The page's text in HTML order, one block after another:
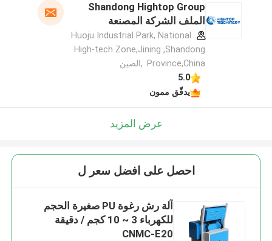
Shandong Hightop Group
الملف الشركة المصنعة
Huoju Industrial Park, National
High-tech Zone,Jining ,Shandong
Province,China. ,الصين
5.0
يدقّق ممون
عرض المزيد
احصل على افضل سعر ل
آلة رش رغوة PU صغيرة الحجم
للكهرباء 3 ~ 10 كجم / دقيقة
CNMC-E20